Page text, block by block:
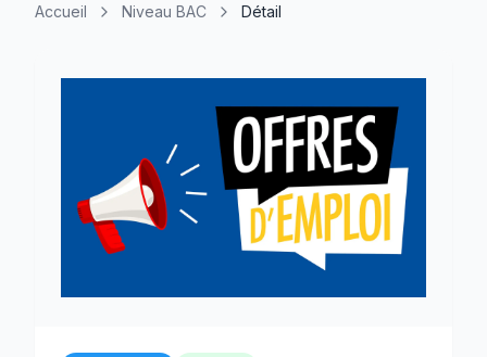
Accueil Niveau BAC Détail